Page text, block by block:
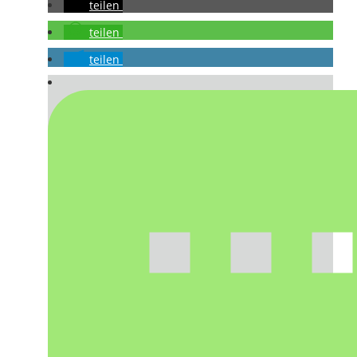
teilen
teilen
teilen